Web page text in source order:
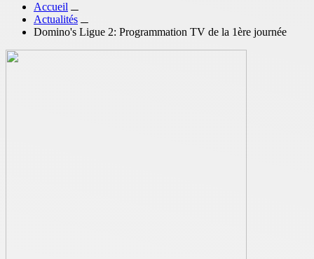
Accueil
Actualités
Domino's Ligue 2: Programmation TV de la 1ère journée